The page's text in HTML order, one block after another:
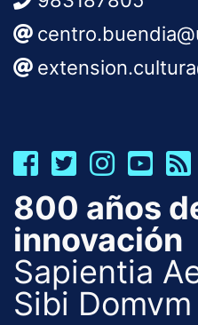
800 años
innovación
Sapientia
Sibi Domvm